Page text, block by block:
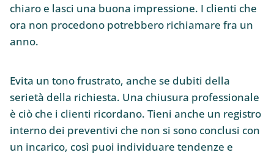
chiaro e lasci una buona impressione. I clienti che
ora non procedono potrebbero richiamare fra un
anno.
Evita un tono frustrato, anche se dubiti della
serietà della richiesta. Una chiusura professionale
è ciò che i clienti ricordano. Tieni anche un registro
interno dei preventivi che non si sono conclusi con
un incarico, così puoi individuare tendenze e